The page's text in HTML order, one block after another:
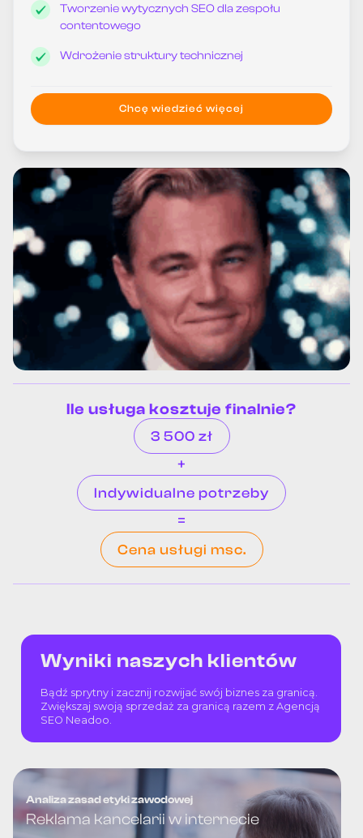
Tworzenie wytycznych SEO dla zespołu
contentowego
Wdrożenie struktury technicznej
Chcę wiedzieć więcej
Ile usługa kosztuje finalnie?
3 500 zł
+
Indywidualne potrzeby
=
Cena usługi msc.
Wyniki naszych klientów
Bądź sprytny i zacznij rozwijać swój biznes za granicą.
Zwiększaj swoją sprzedaż za granicą razem z Agencją
SEO Neadoo.
Analiza zasad etyki zawodowej
Reklama kancelarii w internecie